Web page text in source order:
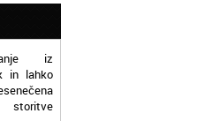
lahko
storitve